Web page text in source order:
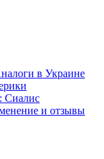
в Украине
Сиалис
и отзывы